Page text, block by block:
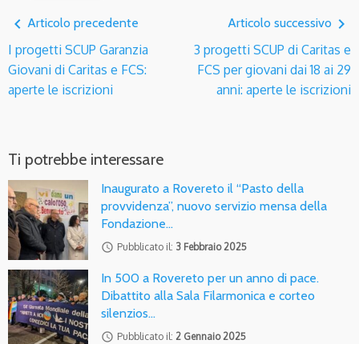
navigate_before Articolo precedente
I progetti SCUP Garanzia
Giovani di Caritas e FCS:
aperte le iscrizioni
Articolo successivo navigate_next
3 progetti SCUP di Caritas e
FCS per giovani dai 18 ai 29
anni: aperte le iscrizioni
Ti potrebbe interessare
Inaugurato a Rovereto il “Pasto della
provvidenza”, nuovo servizio mensa della
Fondazione…
access_time Pubblicato il: 3 Febbraio 2025
In 500 a Rovereto per un anno di pace.
Dibattito alla Sala Filarmonica e corteo
silenzios…
access_time Pubblicato il: 2 Gennaio 2025